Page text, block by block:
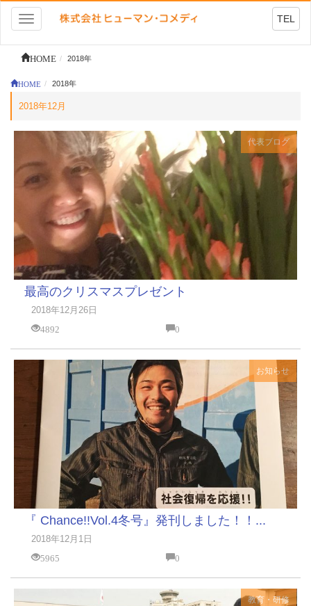
Toggle
navigation
TEL
HOME 2018年
HOME 2018年
2018年12月
代表ブログ
最高のクリスマスプレゼント
2018年12月26日
4892
0
お知らせ
『 Chance!!Vol.4冬号』発刊しました！！...
2018年12月1日
5965
0
教育・研修